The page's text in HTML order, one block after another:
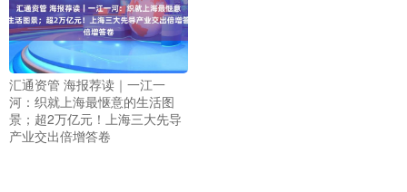
汇通资管 海报荐读｜一江一
河：织就上海最惬意的生活图
景；超2万亿元！上海三大先导
产业交出倍增答卷